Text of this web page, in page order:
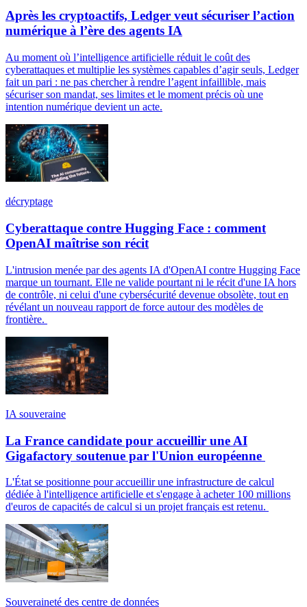
Après les cryptoactifs, Ledger veut sécuriser l’action
numérique à l’ère des agents IA
Au moment où l’intelligence artificielle réduit le coût des
cyberattaques et multiplie les systèmes capables d’agir seuls, Ledger
fait un pari : ne pas chercher à rendre l’agent infaillible, mais
sécuriser son mandat, ses limites et le moment précis où une
intention numérique devient un acte.
décryptage
Cyberattaque contre Hugging Face : comment
OpenAI maîtrise son récit
L'intrusion menée par des agents IA d'OpenAI contre Hugging Face
marque un tournant. Elle ne valide pourtant ni le récit d'une IA hors
de contrôle, ni celui d'une cybersécurité devenue obsolète, tout en
révélant un nouveau rapport de force autour des modèles de
frontière.
IA souveraine
La France candidate pour accueillir une AI
Gigafactory soutenue par l'Union européenne
L'État se positionne pour accueillir une infrastructure de calcul
dédiée à l'intelligence artificielle et s'engage à acheter 100 millions
d'euros de capacités de calcul si un projet français est retenu.
Souveraineté des centre de données